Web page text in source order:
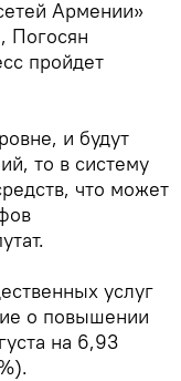
Армении»
Погосян
пройдет
и будут
то в систему
что может
услуг
о повышении
на 6,93